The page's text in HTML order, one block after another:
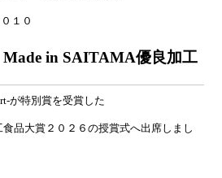
１０
Made in SAITAMA優良加工
が特別賞を受賞した
品大賞２０２６の授賞式へ出席しまし